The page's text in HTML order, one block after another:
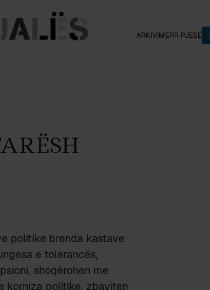
ARKIVIMERR PJESË
politike brenda kastave
e tolerancës,
shoqërohen me
korniza politike, zbaviten